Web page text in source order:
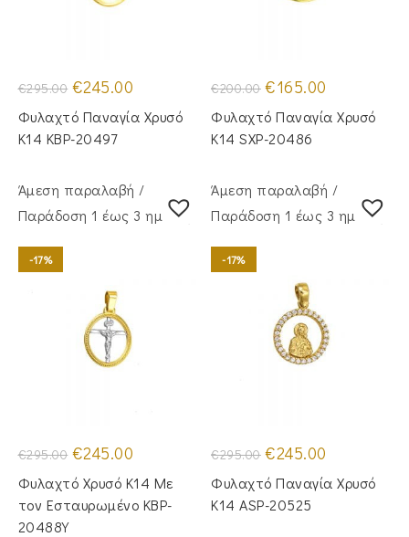
€295.00 Original
price
was:
€295.00.
€245.00
τιμή
είναι:
Φυλαχτό Παναγία Χρυσό
Κ14 KBP-20497
€200.00 Original
price
was:
€200.00.
€165.00
τιμή
είναι:
Φυλαχτό Παναγία Χρυσό
Κ14 SXP-20486
Άμεση παραλαβή /
Παράδoση 1 έως 3 ημέρες
-17%
€295.00 Original
price
was:
€295.00.
€245.00
τιμή
είναι:
€245.00.
Φυλαχτό Χρυσό Κ14 Με
τον Εσταυρωμένο KBP-
20488Y
Άμεση παραλαβή /
Παράδoση 1 έως 3 ημέρες
-17%
€295.00 Original
price
was:
€295.00.
€245.00
τιμή
είναι:
Φυλαχτό Παναγία Χρυσό
Κ14 ASP-20525